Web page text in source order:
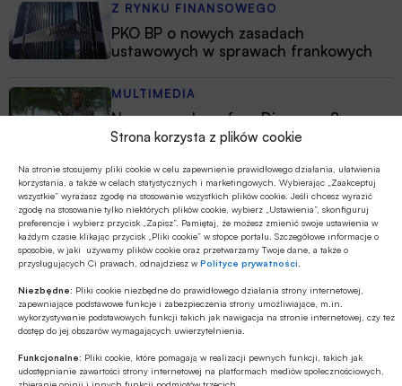
Strona korzysta z plików cookie
Na stronie stosujemy pliki cookie w celu zapewnienie prawidłowego działania, ułatwienia
korzystania, a także w celach statystycznych i marketingowych. Wybierając „Zaakceptuj
wszystkie” wyrażasz zgodę na stosowanie wszystkich plików cookie. Jeśli chcesz wyrazić
zgodę na stosowanie tylko niektórych plików cookie, wybierz „Ustawienia”, skonfiguruj
preferencje i wybierz przycisk „Zapisz”. Pamiętaj, że możesz zmienić swoje ustawienia w
każdym czasie klikając przycisk „Pliki cookie” w stopce portalu. Szczegółowe informacje o
sposobie, w jaki używamy plików cookie oraz przetwarzamy Twoje dane, a także o
przysługujących Ci prawach, odnajdziesz wPolityce prywatności
Niezbędne: Pliki cookie niezbędne do prawidłowego działania strony internetowej,
zapewniające podstawowe funkcje i zabezpieczenia strony umożliwiające, m.in.
wykorzystywanie podstawowych funkcji takich jak nawigacja na stronie internetowej, czy tez
dostęp do jej obszarów wymagających uwierzytelnienia.
Funkcjonalne: Pliki cookie, które pomagają w realizacji pewnych funkcji, takich jak
udostępnianie zawartości strony internetowej na platformach mediów społecznościowych,
zbieranie opinii i innych funkcji podmiotów trzecich.
Z RYNKU FINANSOWEGO
PKO BP o nowych zasadach
ustawowych w sprawach frankowych
MULTIMEDIA
Na czym polega faza Discovery?